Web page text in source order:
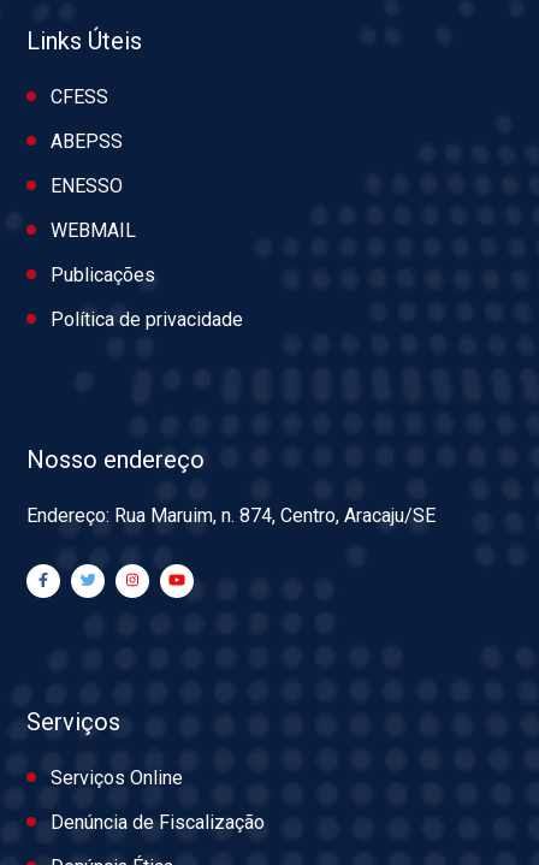
Links Úteis
CFESS
ABEPSS
ENESSO
WEBMAIL
Publicações
Política de privacidade
Nosso endereço
Endereço: Rua Maruim, n. 874, Centro, Aracaju/SE
Serviços
Serviços Online
Denúncia de Fiscalização